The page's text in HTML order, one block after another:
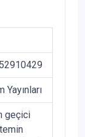
Yayınları
geçici